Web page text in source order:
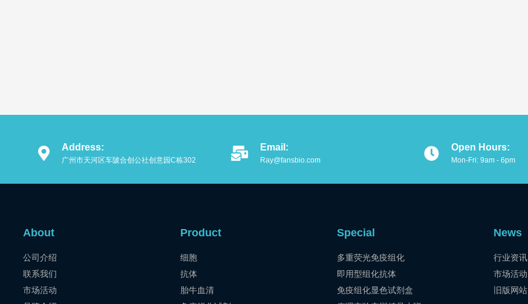
Address:
广州市天河区车陂合创公社创意园C栋302
Email:
Ray@fansbio.com
Open Hours:
Mon-Fri: 9am - 6pm
About
公司介绍
联系我们
市场活动
Product
细胞
抗体
胎牛血清
Special
多重荧光免疫组化
即用型组化抗体
免疫组化显色试剂盒
News
行业资讯
市场活动
旧版网站